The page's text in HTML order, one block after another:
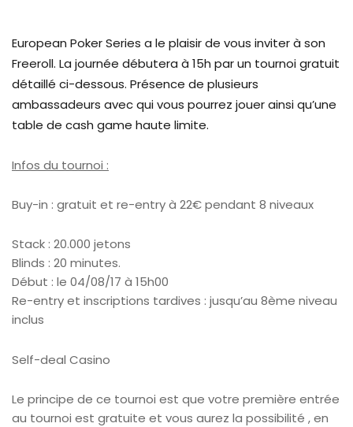
European Poker Series a le plaisir de vous inviter à son
Freeroll. La journée débutera à 15h par un tournoi gratuit
détaillé ci-dessous. Présence de plusieurs
ambassadeurs avec qui vous pourrez jouer ainsi qu’une
table de cash game haute limite.
Infos du tournoi :
Buy-in : gratuit et re-entry à 22€ pendant 8 niveaux
Stack : 20.000 jetons
Blinds : 20 minutes.
Début : le 04/08/17 à 15h00
Re-entry et inscriptions tardives : jusqu’au 8ème niveau
inclus
Self-deal Casino
Le principe de ce tournoi est que votre première entrée
au tournoi est gratuite et vous aurez la possibilité , en